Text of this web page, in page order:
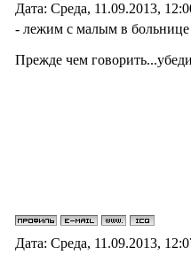
Дата: Среда, 11.09.2013,
- лежим с малым в больнице
Прежде чем
Дата: Среда, 11.09.2013,